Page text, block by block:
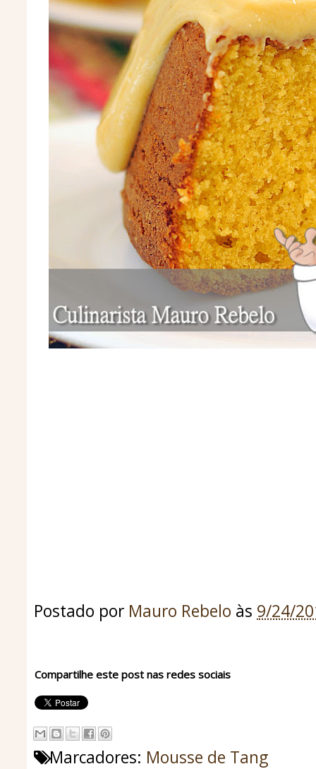
Postado por Mauro Rebelo às 9/24/
Compartilhe este post nas redes sociais
Marcadores: Mousse de Tang